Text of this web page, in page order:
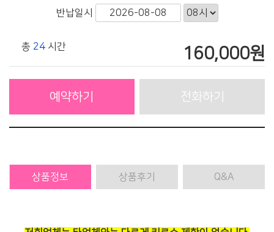
반납일시
총 24 시간 160,000원
예약하기 전화하기
상품정보 상품후기 Q&A